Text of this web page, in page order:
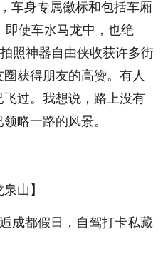
车身专属徽标和包括车厢
使车水马龙中，也绝
照神器自由侠收获许多街
获得朋友的高赞。有人
过。我想说，路上没有
略一路的风景。
山】